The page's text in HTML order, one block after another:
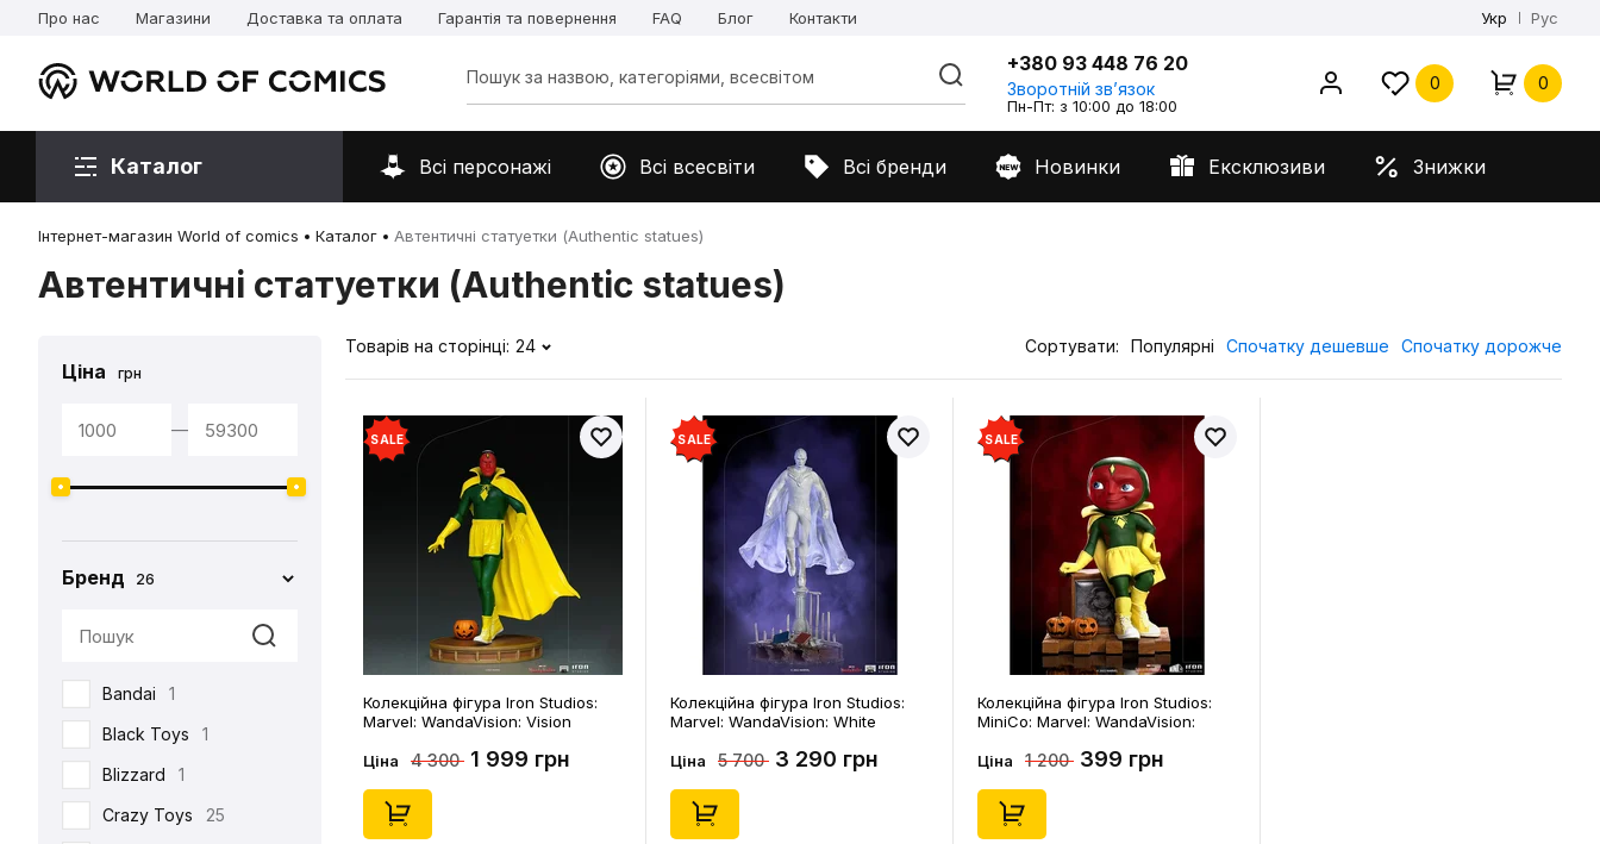
Про нас Магазини Доставка та оплата Гарантія та повернення FAQ Блог Контакти Укр Рус
+380 93 448 76 20
Зворотній звʼязок
Пн-Пт: з 10:00 до 18:00
0 0
Каталог Всі персонажі Всі всесвіти Всі бренди Новинки Ексклюзиви Знижки
Інтернет-магазин World of comics Каталог Автентичні статуетки (Authentic statues)
Автентичні статуетки (Authentic statues)
Ціна грн
—
Бренд 26
Bandai
1
Black Toys
1
Blizzard
1
Crazy Toys
25
Товарів на сторінці: 24 Сортувати: Популярні Спочатку дешевше Спочатку дорожче
SALE
Колекційна фігура Iron Studios:
Marvel: WandaVision: Vision
Ціна 4 300 1 999 грн
SALE
Колекційна фігура Iron Studios:
Marvel: WandaVision: White
Ціна 5 700 3 290 грн
SALE
Колекційна фігура Iron Studios:
MiniCo: Marvel: WandaVision:
Ціна 1 200 399 грн